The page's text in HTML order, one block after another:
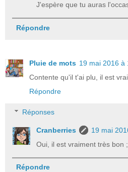
J'espère que tu auras
Répondre
Pluie de mots 19 mai 2016 à
Contente qu'il t'ai plu, il est
Répondre
Réponses
Cranberries
19 mai
Oui, il est vraiment très bon
Répondre